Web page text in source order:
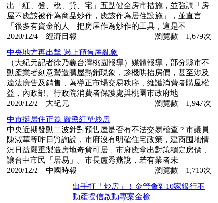
出「紅、登、稅、貸、宅」五點健全房市措施，並強調「房
屋不應該被作為商品炒作，應該作為居住設施」，並直言
「很多有資金的人，把房屋作為炒作的工具，這是不
2020/12/4 經濟日報
瀏覽數：1,679次
中央地方再出擊 遏止預售屋亂象
（大紀元記者徐乃義台灣桃園報導）媒體報導，部分縣市不
動產業者刻意營造購屋熱銷現象，趁機哄抬房價，甚至涉及
違法廣告及銷售，為導正市場交易秩序，維護消費者購屋權
益，內政部、行政院消費者保護處與桃園市政府地
2020/12/2 大紀元
瀏覽數：1,947次
中市挺居住正義 嚴懲紅單炒房
中央近期發動二波針對預售屋是否有不法交易稽查？市議員
陳淑華等昨日質詢說，市府沒有明確住宅政策，建商囤地情
況日益嚴重製造房地奇貨可居，市府應拿出對策穩定房價，
讓台中市民「居易」。市長盧秀燕說，若有業者未
2020/12/2 中國時報
瀏覽數：1,710次
出手打「炒房」！金管會對10家銀行不
動產授信啟動專案金檢